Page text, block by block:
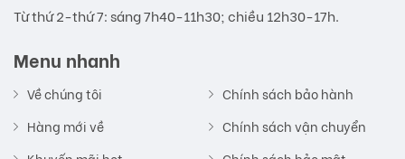
Từ thứ 2-thứ 7: sáng 7h40-11h30; chiều 12h30-17h.
Menu nhanh
Về chúng tôi
Hàng mới về
Chính sách bảo hành
Chính sách vận chuyển